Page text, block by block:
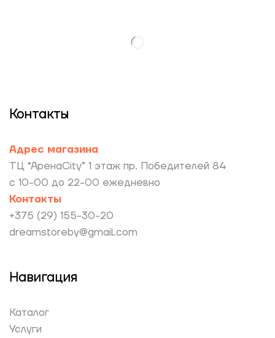
Контакты
Адрес магазина
ТЦ “АренаCity” 1 этаж пр. Победителей 84
с 10-00 до 22-00 ежедневно
Контакты
+375 (29) 155-30-20
dreamstoreby@gmail.com
Навигация
Каталог
Услуги